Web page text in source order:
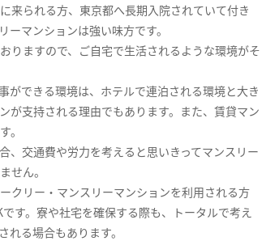
来られる方、東京都へ長期入院されていて付き
マンションは強い味方です。
りますので、ご自宅で生活されるような環境がそ
ができる環境は、ホテルで連泊される環境と大き
が支持される理由でもあります。また、賃貸マン
。
、交通費や労力を考えると思いきってマンスリー
せん。
クリー・マンスリーマンションを利用される方
す。寮や社宅を確保する際も、トータルで考え
る場合もあります。